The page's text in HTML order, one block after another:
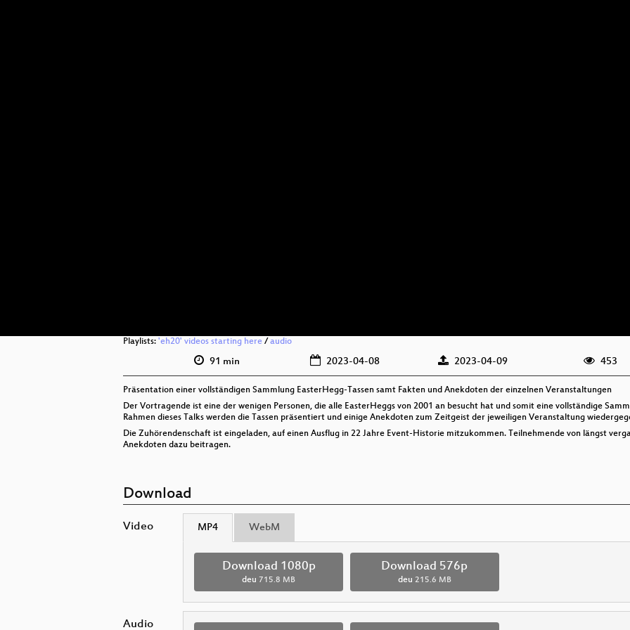
Playlists: 'eh20' videos starting here / audio
91 min 2023-04-08 2023-04-09 453
Präsentation einer vollständigen Sammlung EasterHegg-Tassen samt Fakten und Anekdoten der einzelnen Veranstaltungen
Der Vortragende ist eine der wenigen Personen, die alle EasterHeggs von 2001 an besucht hat und somit eine vollständige
Rahmen dieses Talks werden die Tassen präsentiert und einige Anekdoten zum Zeitgeist der jeweiligen Veranstaltung
Die Zuhörendenschaft ist eingeladen, auf einen Ausflug in 22 Jahre Event-Historie mitzukommen. Teilnehmende von längst
Anekdoten dazu beitragen.
Download
Video MP4 WebM
Download 1080p
deu 715.8 MB
Download 576p
deu 215.6 MB
Audio